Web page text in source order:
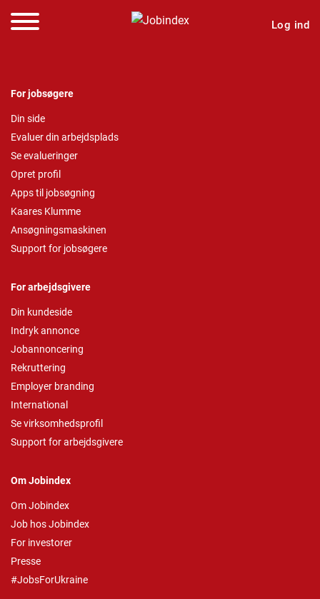
Log ind
For jobsøgere
Din side
Evaluer din arbejdsplads
Se evalueringer
Opret profil
Apps til jobsøgning
Kaares Klumme
Ansøgningsmaskinen
Support for jobsøgere
For arbejdsgivere
Din kundeside
Indryk annonce
Jobannoncering
Rekruttering
Employer branding
International
Se virksomhedsprofil
Support for arbejdsgivere
Om Jobindex
Om Jobindex
Job hos Jobindex
For investorer
Presse
#JobsForUkraine